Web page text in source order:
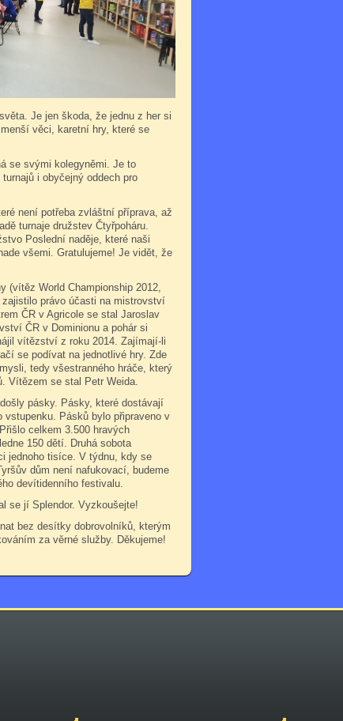
Je jen škoda, že jednu z her si
věci, karetní hry, které se
se svými kolegyněmi. Je to
i obyčejný oddech pro
není potřeba zvláštní příprava, až
turnaje družstev Čtyřpoháru.
Poslední naděje, které naši
všemi. Gratulujeme! Je vidět, že
(vítěz World Championship 2012,
právo účasti na mistrovství
ČR v Agricole se stal Jaroslav
ČR v Dominionu a pohár si
vítězství z roku 2014. Zajímají-li
se podívat na jednotlivé hry. Zde
tedy všestranného hráče, který
Vítězem se stal Petr Weida.
pásky. Pásky, které dostávají
Pásků bylo připraveno v
celkem 3.500 hravých
150 dětí. Druhá sobota
jednoho tisíce. V týdnu, kdy se
dům není nafukovací, budeme
devítidenního festivalu.
se jí Splendor. Vyzkoušejte!
bez desítky dobrovolníků, kterým
za věrné služby. Děkujeme!